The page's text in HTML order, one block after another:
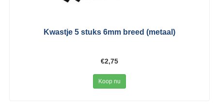
Kwastje 5 stuks 6mm breed (metaal)
€2,75
Koop nu